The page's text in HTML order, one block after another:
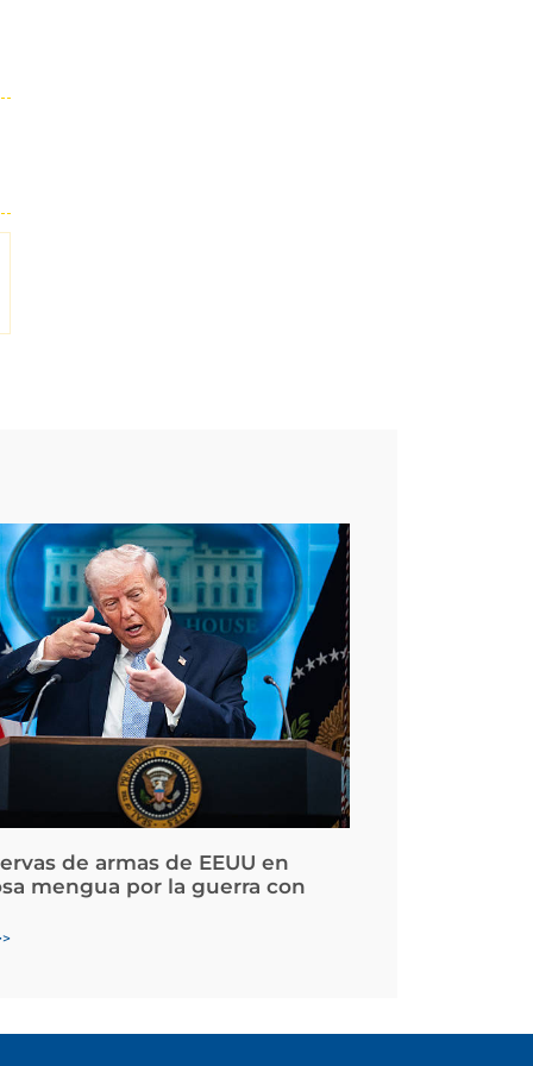
de armas de EEUU en
mengua por la guerra con